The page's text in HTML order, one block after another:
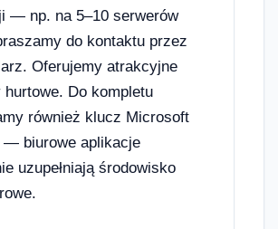
— np. na 5–10 serwerów
do kontaktu przez
Oferujemy atrakcyjne
hurtowe. Do kompletu
również klucz Microsoft
— biurowe aplikacje
uzupełniają środowisko